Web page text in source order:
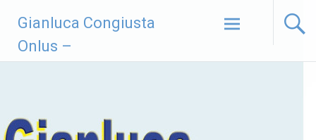
contenuto
Gianluca Congiusta
Onlus –